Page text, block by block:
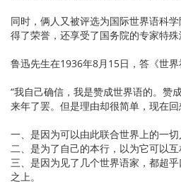
同时，俩人又被评选为国际世界语科
得了荣誉，还享受了国务院的专家特殊
鲁迅先生在1936年8月15日，答《世界
“我自己确信，我是赞成世界语的。赞
来年了罢。但是理由却很简单，现在回
一、是因为可以由此联合世界上的一切
二、是为了自己的本行，以为它可以互
三、是因为见了几个世界语家，都超
之上。